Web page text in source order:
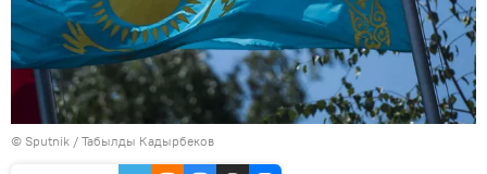
© Sputnik / Табылды Кадырбеков